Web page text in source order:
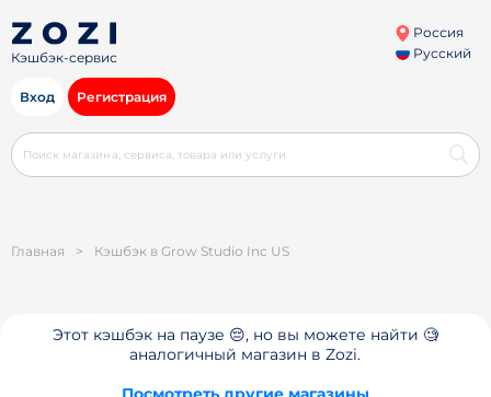
Кэшбэк-сервис
Россия
Русский
Вход Регистрация
Главная > Кэшбэк в Grow Studio Inc US
Этот кэшбэк на паузе 😔, но вы можете найти 🧐
аналогичный магазин в Zozi.